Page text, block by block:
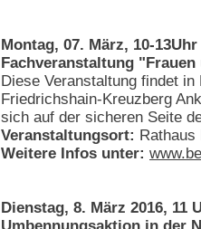
Montag, 07. März, 10-13Uhr
Fachveranstaltung
Diese Veranstaltung findet
Friedrichshain-Kreuzberg
sich auf der sicheren Seite
Veranstaltungsort: Rathaus
Weitere Infos unter:
Dienstag, 8. März 2016, 11